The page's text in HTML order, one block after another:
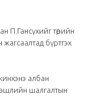
П.Гансүхийг төрийн
бүртгэх
албан
шалгалтын